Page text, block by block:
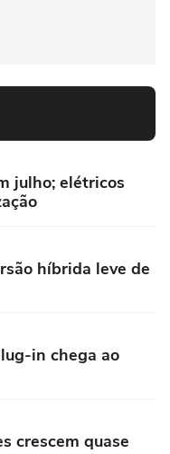
julho; elétricos
híbrida leve de
in chega ao
crescem quase